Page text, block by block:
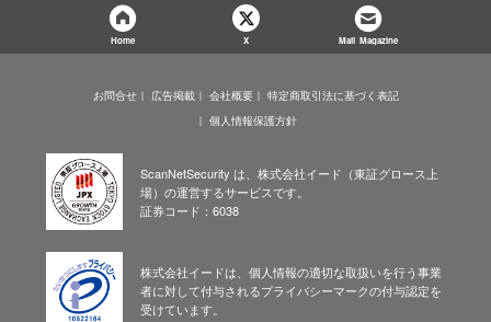
Home X Mail Magazine
お問合せ 広告掲載 会社概要
特定商取引法に基づく表記
個人情報保護方針
ScanNetSecurity は、株式会社イード（東証グロース上
場）の運営するサービスです。
証券コード：6038
株式会社イードは、個人情報の適切な取扱いを行う事業
者に対して付与されるプライバシーマークの付与認定を
受けています。